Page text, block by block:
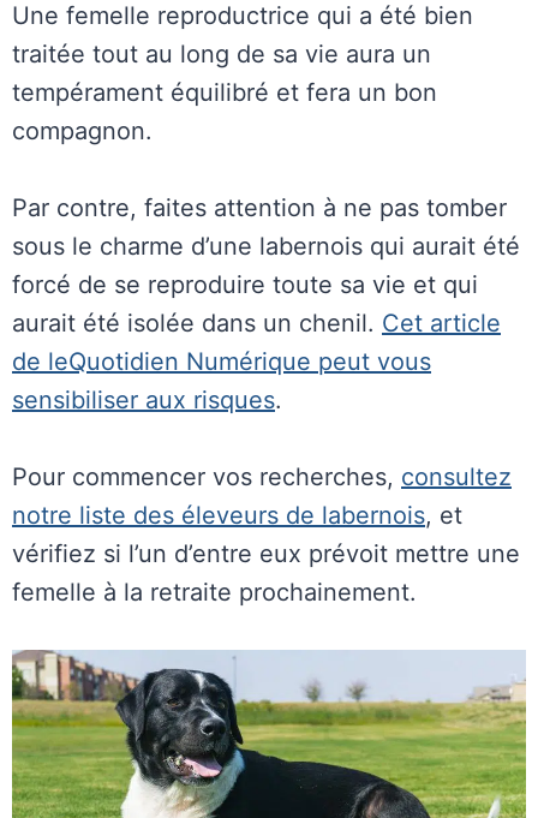
Une femelle reproductrice qui a été bien
traitée tout au long de sa vie aura un
tempérament équilibré et fera un bon
compagnon.
Par contre, faites attention à ne pas tomber
sous le charme d’une labernois qui aurait été
forcé de se reproduire toute sa vie et qui
aurait été isolée dans un chenil. Cet article
de leQuotidien Numérique peut vous
sensibiliser aux risques.
Pour commencer vos recherches, consultez
notre liste des éleveurs de labernois, et
vérifiez si l’un d’entre eux prévoit mettre une
femelle à la retraite prochainement.